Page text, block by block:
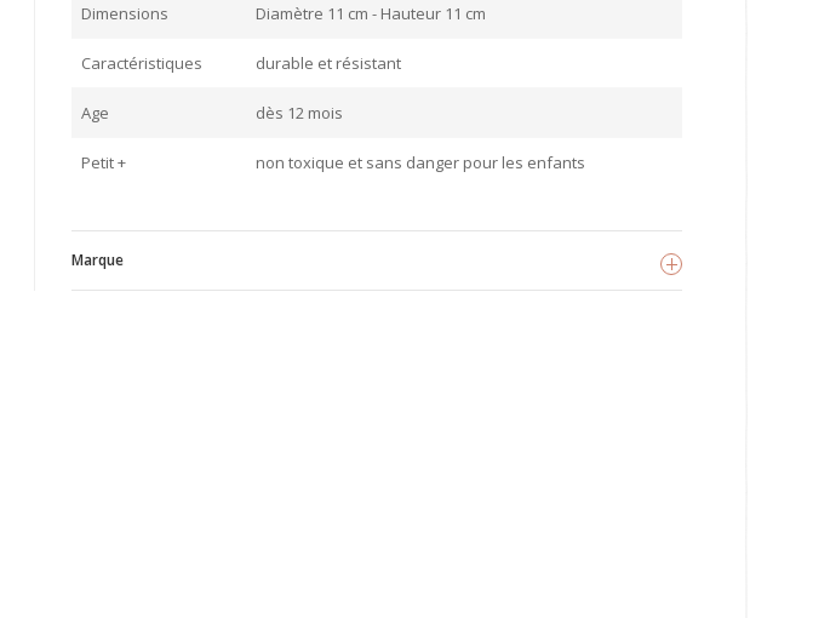
Dimensions Diamètre 11 cm - Hauteur 11 cm
Caractéristiques durable et résistant
Age dès 12 mois
Petit + non toxique et sans danger pour les enfants
Marque